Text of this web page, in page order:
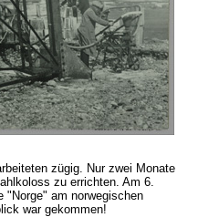
zügig. Nur zwei Monate
zu errichten. Am 6.
"Norge" am norwegischen
war gekommen!